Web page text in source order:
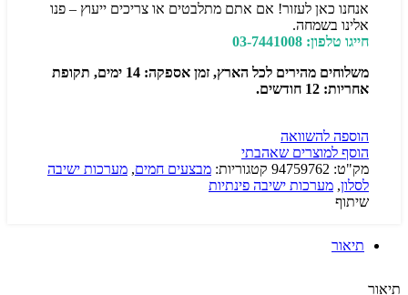
אנחנו כאן לעזור! אם אתם מתלבטים או צריכים ייעוץ – פנו
אלינו בשמחה.
חייגו טלפון: 03-7441008
משלוחים מהירים לכל הארץ, זמן אספקה: 14 ימים, תקופת
אחריות: 12 חודשים.
הוספה להשוואה
הוסף למוצרים שאהבתי
מק"ט: 94759762 קטגוריות: מבצעים חמים, מערכות ישיבה
לסלון, מערכות ישיבה פינתיות
שיתוף
תיאור
תיאור